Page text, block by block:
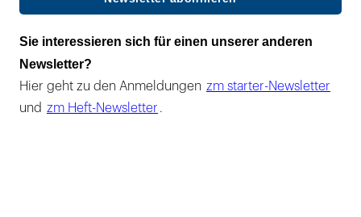
Sie interessieren sich für einen unserer anderen
Newsletter?
Hier geht zu den Anmeldungen zm starter-Newsletter
und zm Heft-Newsletter .